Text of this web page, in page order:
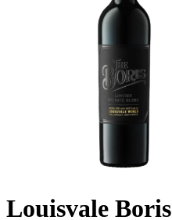
Louisvale Boris